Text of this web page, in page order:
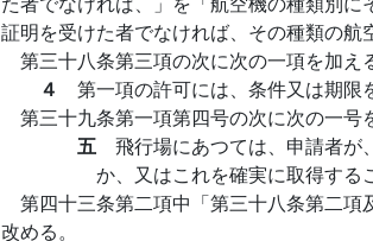
証明を受けた者でなければ、その種類の航
第三十八条第三項の次に次の一項を加え
４ 第一項の許可には、条件又は期限
第三十九条第一項第四号の次に次の一号
五 飛行場にあつては、申請者が
か、又はこれを確実に取得する
第四十三条第二項中「第三十八条第二
改める。